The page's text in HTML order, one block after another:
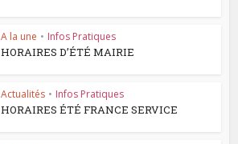
A la une • Infos Pratiques
HORAIRES D’ÉTÉ MAIRIE
Actualités • Infos Pratiques
HORAIRES ÉTÉ FRANCE SERVICE